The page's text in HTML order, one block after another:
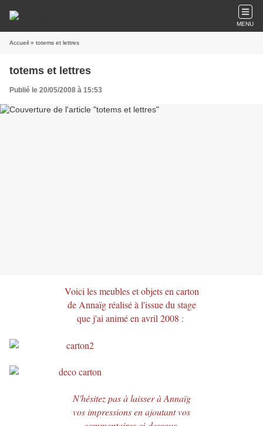
MENU
Accueil » totems et lettres
totems et lettres
Publié le 20/05/2008 à 15:53
Voici les meubles et objets en carton
de Annaïg réalisé à l'issue du stage
que j'ai animé en avril 2008 :
N'hésitez pas à laisser à Annaïg
vos impressions en ajoutant vos